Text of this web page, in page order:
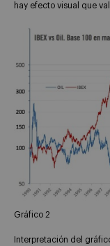
hay efecto visual que
Gráfico 2
Interpretación del